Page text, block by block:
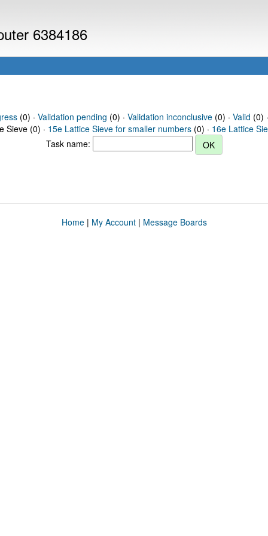
6384186
(0) · Validation pending (0) · Validation inconclusive(0) · Valid (0)
Sieve (0) · 15e Lattice Sieve for smaller numbers (0) · 16e Lattice
Task name:
Home| My Account| Message Boards